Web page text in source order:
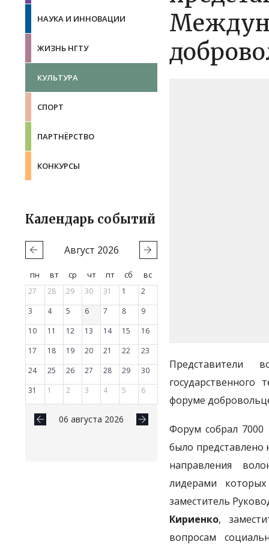
НАУКА И ИННОВАЦИИ
ЖИЗНЬ НГТУ
КУЛЬТУРА
СПОРТ
ПАРТНЁРСТВО
КОНКУРСЫ
Календарь событий
Август 2026
пн вт ср чт пт сб
вс
27
28 29 30 31 1
2
3
4 5 6 7 8
9
10
11 12 13 14 15
16
17
18 19 20 21 22
23
24
25 26 27 28 29
30
31
1 2 3 4 5 6
06 августа 2026
Представители
государственного
форуме
Форум собрал 7000
было представлено
направления
лидерами
заместитель
Кириенко,
вопросам